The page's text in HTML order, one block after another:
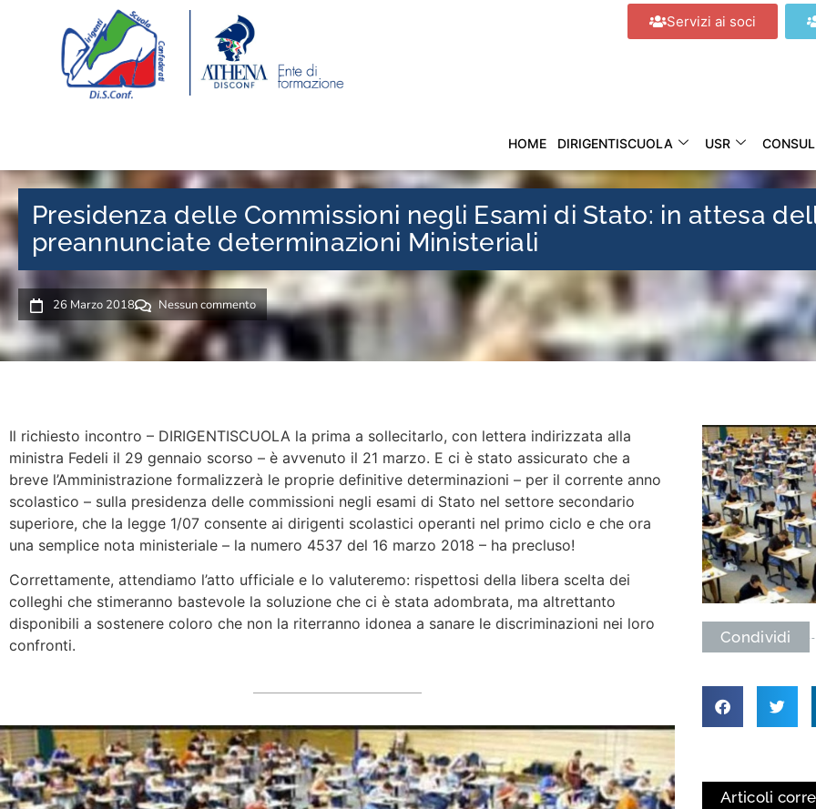
Servizi ai soci
HOME DIRIGENTISCUOLA USR
Presidenza delle Commissioni negli Esami di Stato: in attesa
preannunciate determinazioni Ministeriali
26 Marzo 2018 Nessun commento
Il richiesto incontro – DIRIGENTISCUOLA la prima a sollecitarlo, con lettera indirizzata alla
ministra Fedeli il 29 gennaio scorso – è avvenuto il 21 marzo. E ci è stato assicurato che a
breve l’Amministrazione formalizzerà le proprie definitive determinazioni – per il corrente anno
scolastico – sulla presidenza delle commissioni negli esami di Stato nel settore secondario
superiore, che la legge 1/07 consente ai dirigenti scolastici operanti nel primo ciclo e che ora
una semplice nota ministeriale – la numero 4537 del 16 marzo 2018 – ha precluso!
Correttamente, attendiamo l’atto ufficiale e lo valuteremo: rispettosi della libera scelta dei
colleghi che stimeranno bastevole la soluzione che ci è stata adombrata, ma altrettanto
disponibili a sostenere coloro che non la riterranno idonea a sanare le discriminazioni nei loro
confronti.
Condividi
Articoli